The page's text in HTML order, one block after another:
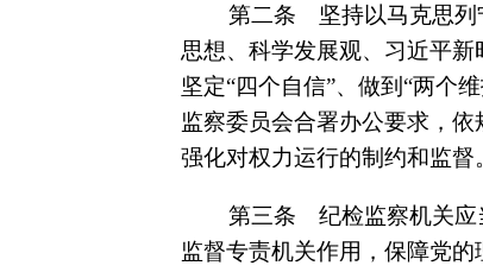
第二条 坚持以马克思列
思想、科学发展观、习近平新
坚定“四个自信”、做到“两个
监察委员会合署办公要求，
强化对权力运行的制约和监督
第三条 纪检监察机关应
监督专责机关作用，保障党